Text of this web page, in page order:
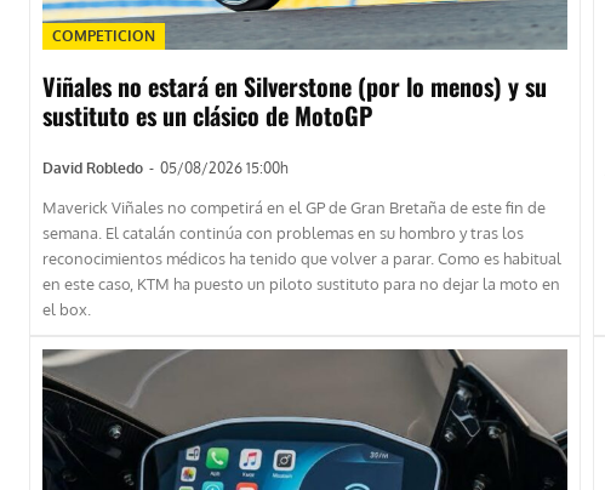
COMPETICION
Viñales no estará en Silverstone (por lo menos) y su
sustituto es un clásico de MotoGP
David Robledo - 05/08/2026 15:00h
Maverick Viñales no competirá en el GP de Gran Bretaña de este fin de
semana. El catalán continúa con problemas en su hombro y tras los
reconocimientos médicos ha tenido que volver a parar. Como es habitual
en este caso, KTM ha puesto un piloto sustituto para no dejar la moto en
el box.